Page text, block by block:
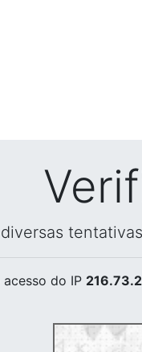
do IP